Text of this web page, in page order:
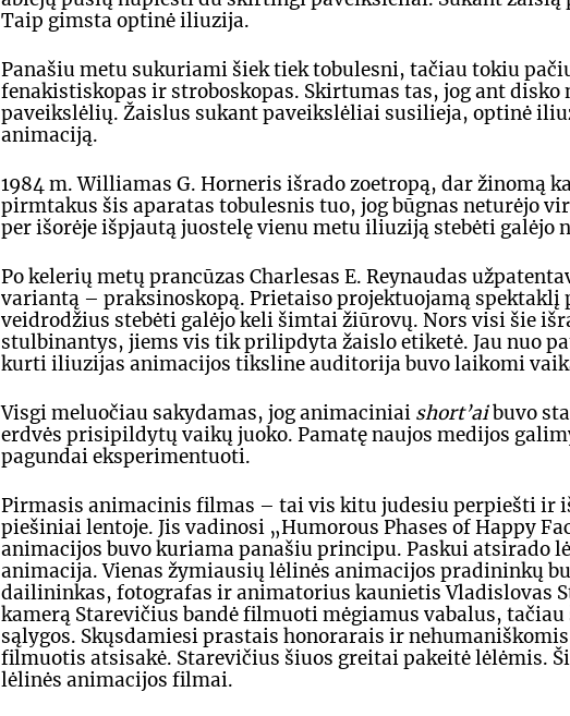
Taip gimsta optinė iliuzija.
Panašiu metu sukuriami šiek tiek tobulesni, tačiau tokiu
fenakistiskopas ir stroboskopas. Skirtumas tas, jog ant disko
paveikslėlių. Žaislus sukant paveikslėliai susilieja, optinė
animaciją.
1984 m. Williamas G. Horneris išrado zoetropą, dar žinomą
pirmtakus šis aparatas tobulesnis tuo, jog būgnas neturėjo
per išorėje išpjautą juostelę vienu metu iliuziją stebėti galėjo
Po kelerių metų prancūzas Charlesas E. Reynaudas
variantą – praksinoskopą. Prietaiso projektuojamą
veidrodžius stebėti galėjo keli šimtai žiūrovų. Nors visi šie
stulbinantys, jiems vis tik prilipdyta žaislo etiketė. Jau nuo
kurti iliuzijas animacijos tiksline auditorija buvo laikomi
Visgi meluočiau sakydamas, jog animaciniai short’ai buvo
erdvės prisipildytų vaikų juoko. Pamatę naujos medijos
pagundai eksperimentuoti.
Pirmasis animacinis filmas – tai vis kitu judesiu perpiešti ir
piešiniai lentoje. Jis vadinosi „Humorous Phases of Happy
animacijos buvo kuriama panašiu principu. Paskui atsirado
animacija. Vienas žymiausių lėlinės animacijos pradininkų
dailininkas, fotografas ir animatorius kaunietis Vladislovas
kamerą Starevičius bandė filmuoti mėgiamus vabalus,
sąlygos. Skųsdamiesi prastais honorarais ir
filmuotis atsisakė. Starevičius šiuos greitai pakeitė lėlėmis.
lėlinės animacijos filmai.